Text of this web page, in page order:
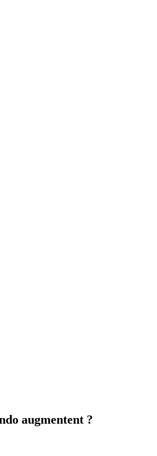
augmentent ?